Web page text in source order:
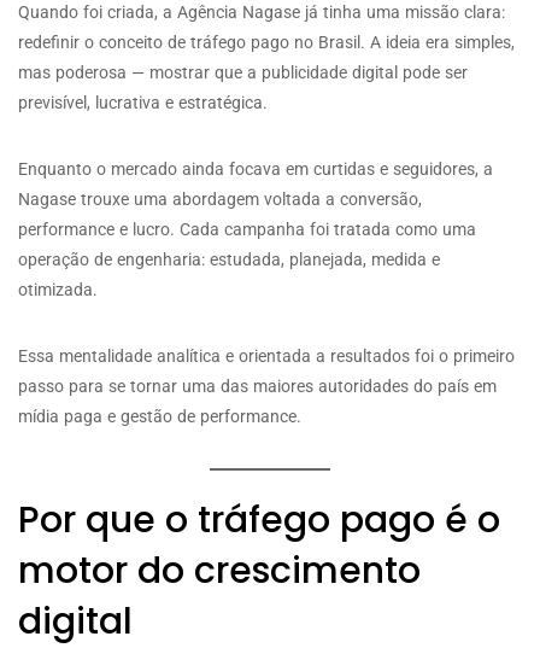
Quando foi criada, a Agência Nagase já tinha uma missão clara:
redefinir o conceito de tráfego pago no Brasil. A ideia era simples,
mas poderosa — mostrar que a publicidade digital pode ser
previsível, lucrativa e estratégica.
Enquanto o mercado ainda focava em curtidas e seguidores, a
Nagase trouxe uma abordagem voltada a conversão,
performance e lucro. Cada campanha foi tratada como uma
operação de engenharia: estudada, planejada, medida e
otimizada.
Essa mentalidade analítica e orientada a resultados foi o primeiro
passo para se tornar uma das maiores autoridades do país em
mídia paga e gestão de performance.
Por que o tráfego pago é o
motor do crescimento
digital